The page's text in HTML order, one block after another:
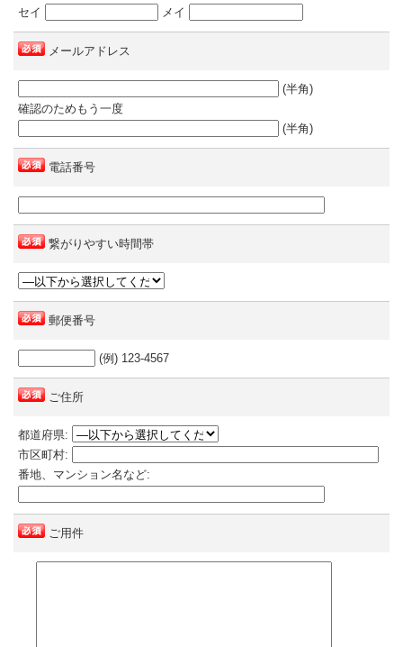
セイ メイ
メールアドレス
(半角)
確認のためもう一度
(半角)
電話番号
繋がりやすい時間帯
郵便番号
(例) 123-4567
ご住所
都道府県:
市区町村:
番地、マンション名など:
ご用件